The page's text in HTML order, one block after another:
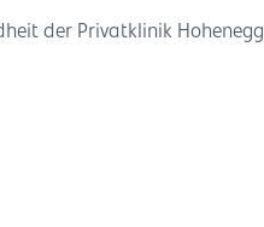
der Privatklinik Hohenegg